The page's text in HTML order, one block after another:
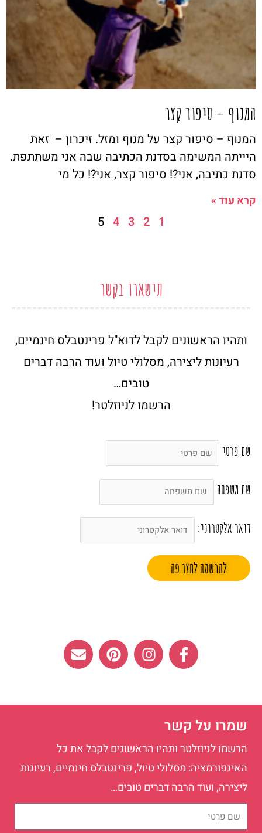
המנוף – סיפור קצר
המנוף – סיפור קצר על מנוף ומזל. זיכרון – זאת
היייתה המשימה בסדנת הכתיבה שבה אני משתתפת.
סדנת כתיבה, אני?! סיפור קצר, אני?! כל מי
קרא עוד »
1
2
3
4
5
תישארו בקשר
ותהיו הראשונים לקבל לדוא"ל פרינטבלס חינמיים,
רעיונות ליצירה, מסלולי טיול ועוד הרבה דברים
טובים…
הרשמו לניוזלטר!
שם פרטי
שם משפחה
דואר אלקטרוני:
F
a
c
b
o
o
k
-
f
I
n
s
a
a
m
P
i
n
e
s
t
E
n
v
l
e
שמרו על קשר
הרשמו לניוזלטר ותהיו הראשונים לקבל את כל
האינפורמציה: מסלולי טיול, פרינטבלס חינמיים, רעיונות
ליצירה, ועוד הרבה דברים טובים…
שם